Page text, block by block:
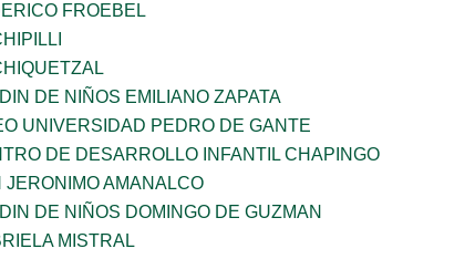
FROEBEL
DE NIÑOS EMILIANO ZAPATA
UNIVERSIDAD PEDRO DE GANTE
DE DESARROLLO INFANTIL CHAPINGO
JERONIMO AMANALCO
DE NIÑOS DOMINGO DE GUZMAN
MISTRAL